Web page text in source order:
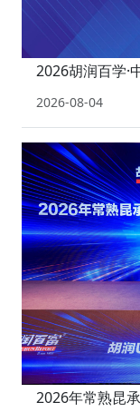
2026胡润百学·
2026-08-04
2026年常熟昆